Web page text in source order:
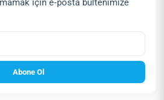
için e‑posta bültenimize
Abone Ol